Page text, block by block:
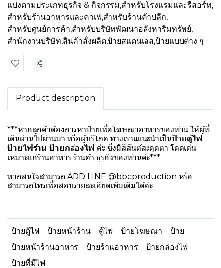
แบ่งตามประเภทธุรกิจ & กิจกรรม,สำหรับโรงแรมและรีสอร์ท,
สำหรับร้านอาหารและคาเฟ่,สำหรับร้านค้าปลีก,
สำหรับศูนย์การค้า,สำหรับบริษัทพัฒนาอสังหาริมทรัพย์,
สำนักงานบริษัท,สินค้าสั่งผลิต,ป้ายสแตนเลส,ป้ายแบบต่าง ๆ
แชร์
Product description
***หากลูกค้าต้องการหาป้ายเพื่อโฆษณาอาหารของท่าน ให้ผู้ที่
เดินผ่านไปผ่านมา หรือผู้บริโภค ทางเราแแนะนำเป็นป้ายตู้ไฟ
ป้ายไฟร้าน ป้ายกล่องไฟ ค่ะ ซึ่งมีสีสันต์สะดุดตา โดดเด่น
เหมาะแก่ร้านอาหาร ร้านค้า ธุรกิจของท่านค่ะ***
หากสนใจสามารถ ADD LINE @bpcproduction หรือ
สามารถโทรเพื่อสอบรายละเอียดเพิ่มเติมได้ค่ะ
ป้ายตู้ไฟ ป้ายหน้าร้าน ตู้ไฟ ป้ายโฆษณา
ป้าย
ป้ายหน้าร้านอาหาร
ป้ายร้านอาหาร
ป้ายกล่องไฟ
ป้ายที่มีไฟ